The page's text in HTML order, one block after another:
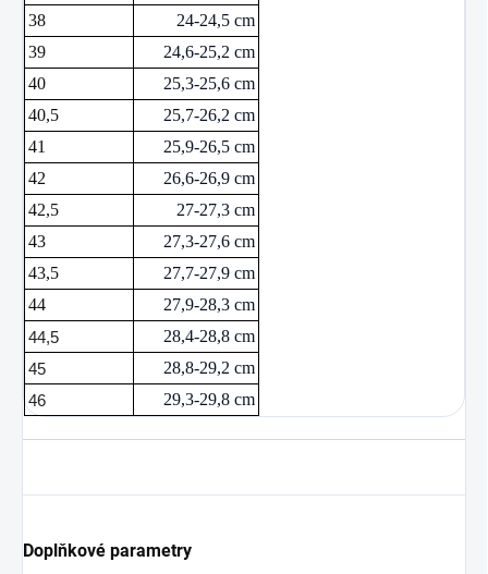
38
24-24,5 cm
39
24,6-25,2 cm
40
25,3-25,6 cm
40,5
25,7-26,2 cm
41
25,9-26,5 cm
42
26,6-26,9 cm
42,5
27-27,3 cm
43
27,3-27,6 cm
43,5
27,7-27,9 cm
44
27,9-28,3 cm
44,5 28,4-28,8 cm
45 28,8-29,2 cm
46 29,3-29,8 cm
Doplňkové parametry